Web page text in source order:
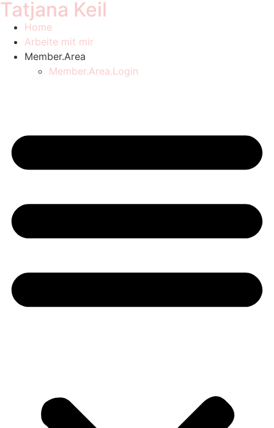
Tatjana Keil
Home
Arbeite mit mir
Member.Area
Member.Area.Login